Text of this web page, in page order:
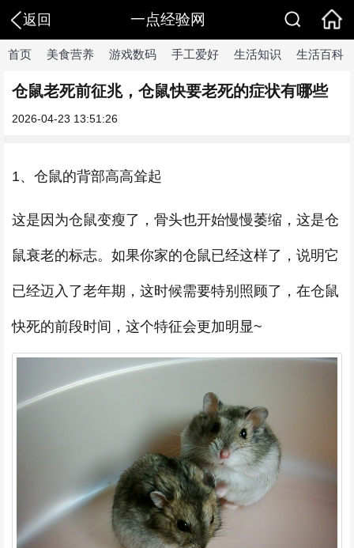
返回 一点经验网
首页 美食营养 游戏数码 手工爱好 生活知识 生活百科
仓鼠老死前征兆，仓鼠快要老死的症状有哪些
2026-04-23 13:51:26
1、仓鼠的背部高高耸起
这是因为仓鼠变瘦了，骨头也开始慢慢萎缩，这是仓
鼠衰老的标志。如果你家的仓鼠已经这样了，说明它
已经迈入了老年期，这时候需要特别照顾了，在仓鼠
快死的前段时间，这个特征会更加明显~